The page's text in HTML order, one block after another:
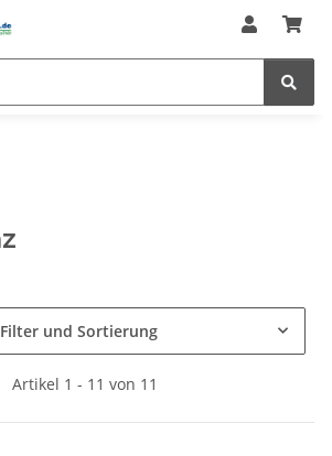
Filter und Sortierung
Artikel 1 - 11 von 11